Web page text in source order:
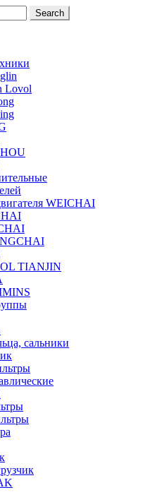
Search
Lovol
WEICHAI
TIANJIN
сальники